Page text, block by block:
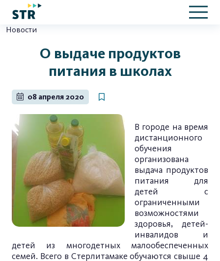
Новости
О выдаче продуктов
питания в школах
08 апреля 2020
В городе на время
дистанционного
обучения
организована
выдача продуктов
питания для
детей с
ограниченными
возможностями
здоровья, детей-
инвалидов и
детей из многодетных малообеспеченных
семей. Всего в Стерлитамаке обучаются свыше 4